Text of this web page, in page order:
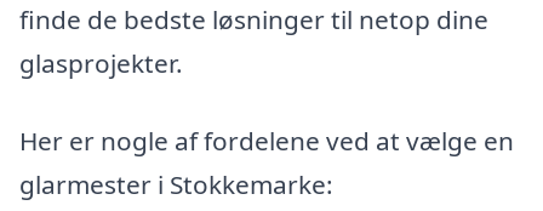
finde de bedste løsninger til netop dine
glasprojekter.
Her er nogle af fordelene ved at vælge en
glarmester i Stokkemarke: